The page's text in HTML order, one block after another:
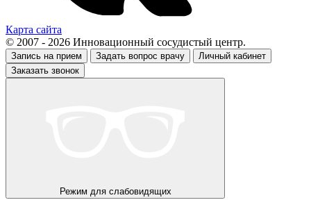
Карта сайта
© 2007 - 2026 Инновационный сосудистый центр.
Запись на прием Задать вопрос врачу
Личный кабинет
Заказать звонок
Режим для слабовидящих